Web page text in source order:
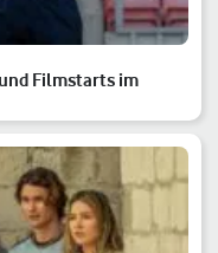
Filmstarts im